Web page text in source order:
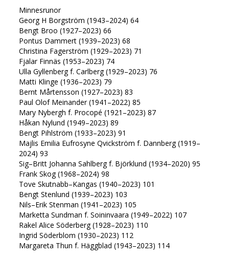
Minnesrunor
Georg H Borgström (1943–2024) 64
Bengt Broo (1927–2023) 66
Pontus Dammert (1939–2023) 68
Christina Fagerström (1929–2023) 71
Fjalar Finnäs (1953–2023) 74
Ulla Gyllenberg f. Carlberg (1929–2023) 76
Matti Klinge (1936–2023) 79
Bernt Mårtensson (1927–2023) 83
Paul Olof Meinander (1941–2022) 85
Mary Nybergh f. Procopé (1921–2023) 87
Håkan Nylund (1949–2023) 89
Bengt Pihlström (1933–2023) 91
Majlis Emilia Eufrosyne Qvickström f. Dannberg (1919–
2024) 93
Sig–Britt Johanna Sahlberg f. Björklund (1934–2020) 95
Frank Skog (1968–2024) 98
Tove Skutnabb–Kangas (1940–2023) 101
Bengt Stenlund (1939–2023) 103
Nils–Erik Stenman (1941–2023) 105
Marketta Sundman f. Soininvaara (1949–2022) 107
Rakel Alice Söderberg (1928–2023) 110
Ingrid Söderblom (1930–2023) 112
Margareta Thun f. Häggblad (1943–2023) 114